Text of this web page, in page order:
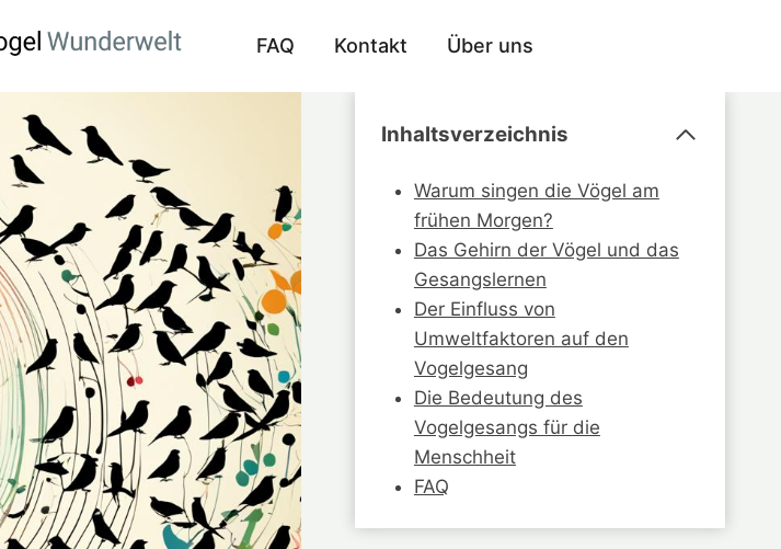
FAQ Kontakt Über uns
Inhaltsverzeichnis
Warum singen die Vögel am
frühen Morgen?
Das Gehirn der Vögel und das
Gesangslernen
Der Einfluss von
Umweltfaktoren auf den
Vogelgesang
Die Bedeutung des
Vogelgesangs für die
Menschheit
FAQ